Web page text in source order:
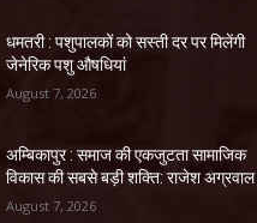
धमतरी : पशुपालकों को सस्ती दर पर मिलेंगी
जेनेरिक पशु औषधियां
August 7, 2026
अम्बिकापुर : समाज की एकजुटता सामाजिक
विकास की सबसे बड़ी शक्ति: राजेश अग्रवाल
August 7, 2026